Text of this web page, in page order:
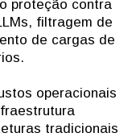
proteção contra
filtragem de
de cargas de
operacionais
tradicionais